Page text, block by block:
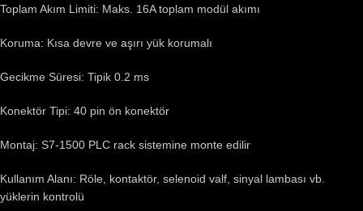
Toplam Akım Limiti: Maks. 16A toplam modül akımı
Koruma: Kısa devre ve aşırı yük korumalı
Gecikme Süresi: Tipik 0.2 ms
Konektör Tipi: 40 pin ön konektör
Montaj: S7-1500 PLC rack sistemine monte edilir
Kullanım Alanı: Röle, kontaktör, selenoid valf, sinyal lambası vb.
yüklerin kontrolü